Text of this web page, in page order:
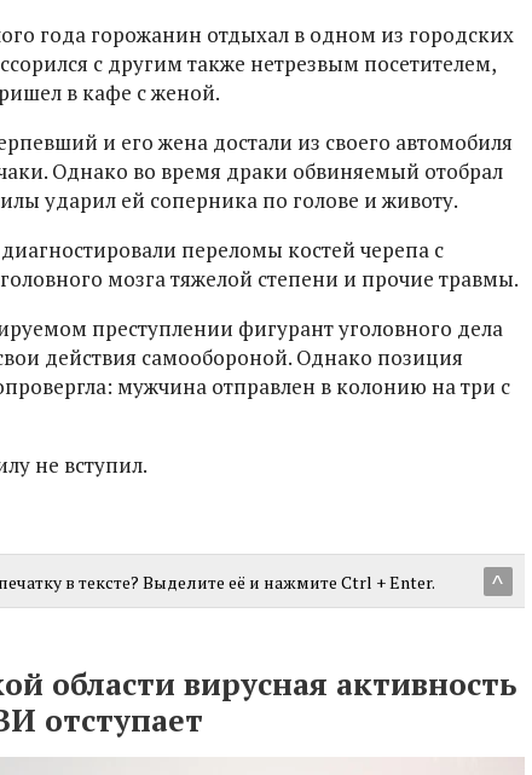
года горожанин отдыхал в одном из городских
с другим также нетрезвым посетителем,
в кафе с женой.
и его жена достали из своего автомобиля
Однако во время драки обвиняемый отобрал
ударил ей соперника по голове и животу.
переломы костей черепа с
мозга тяжелой степени и прочие травмы.
преступлении фигурант уголовного дела
действия самообороной. Однако позиция
мужчина отправлен в колонию на три с
не вступил.
^
в тексте? Выделите её и нажмите Ctrl + Enter.
области вирусная активность
отступает